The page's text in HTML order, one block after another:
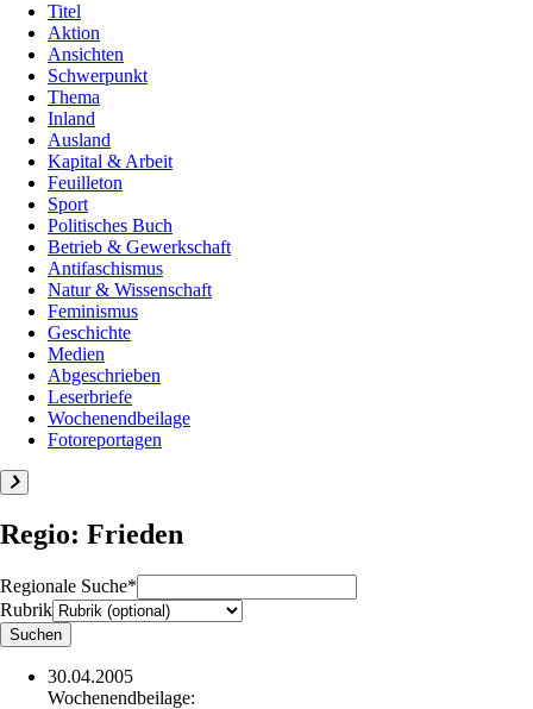
Titel
Aktion
Ansichten
Schwerpunkt
Thema
Inland
Ausland
Kapital & Arbeit
Feuilleton
Sport
Politisches Buch
Betrieb & Gewerkschaft
Antifaschismus
Natur & Wissenschaft
Feminismus
Geschichte
Medien
Abgeschrieben
Leserbriefe
Wochenendbeilage
Fotoreportagen
Regio: Frieden
Regionale Suche*
Rubrik
30.04.2005
Wochenendbeilage: